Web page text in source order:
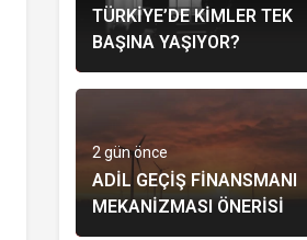
TÜRKIYE’DE KIMLER TEK
BAŞINA YAŞIYOR?
2 gün önce
ADIL GEÇIŞ FINANSMANI
MEKANIZMASI ÖNERISI